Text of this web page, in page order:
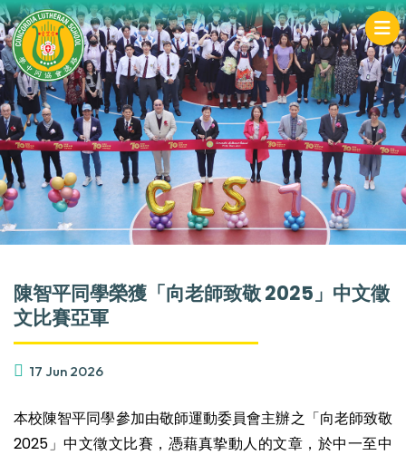
陳智平同學榮獲「向老師致敬 2025」中文徵
文比賽亞軍
17 Jun 2026
本校陳智平同學參加由敬師運動委員會主辦之「向老師致敬
2025」中文徵文比賽，憑藉真挚動人的文章，於中一至中